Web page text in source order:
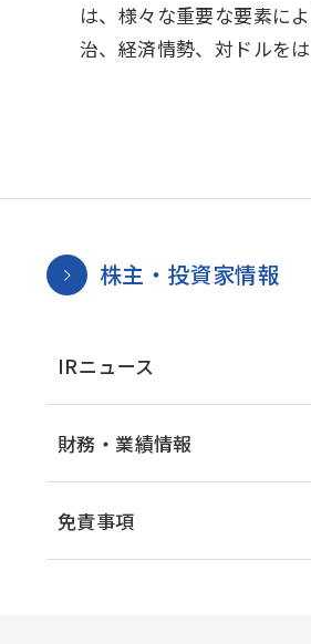
現在は日本サ
は、様々な重要な要素に
治、経済情勢、対ドルを
株主・投資家情報
IRニュース
財務・業績情報
免責事項